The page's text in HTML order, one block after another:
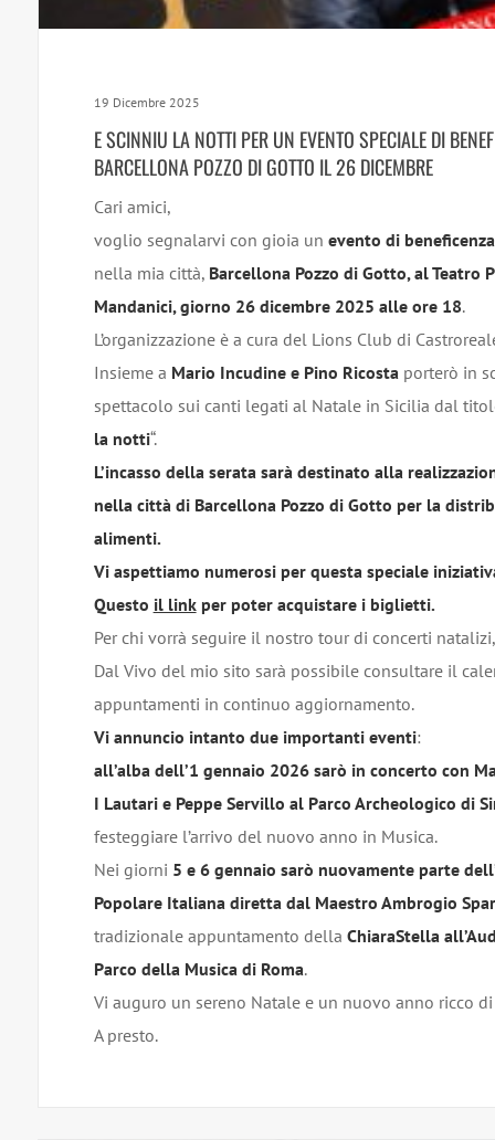
19 Dicembre 2025
E SCINNIU LA NOTTI PER UN EVENTO SPECIALE DI
BARCELLONA POZZO DI GOTTO IL 26 DICEMBRE
Cari amici,
voglio segnalarvi con gioia un evento di beneficenza
nella mia città, Barcellona Pozzo di Gotto, al Teatro
Mandanici, giorno 26 dicembre 2025 alle ore 18.
L’organizzazione è a cura del Lions Club di
Insieme a Mario Incudine e Pino Ricostaporterò in
spettacolo sui canti legati al Natale in Sicilia dal
la notti“.
L’incasso della serata sarà destinato alla
nella città di Barcellona Pozzo di Gotto per la
alimenti.
Vi aspettiamo numerosi per questa speciale
Questo il linkper poter acquistare i biglietti.
Per chi vorrà seguire il nostro tour di concerti
Dal Vivo del mio sito sarà possibile consultare il
appuntamenti in continuo aggiornamento.
Vi annuncio intanto due importanti eventi:
all’alba dell’1 gennaio 2026 sarò in concerto con
I Lautari e Peppe Servillo al Parco Archeologico di
festeggiare l’arrivo del nuovo anno in Musica.
Nei giorni 5 e 6 gennaio sarò nuovamente parte
Popolare Italiana diretta dal Maestro Ambrogio
tradizionale appuntamento della ChiaraStella
Parco della Musica di Roma.
Vi auguro un sereno Natale e un nuovo anno ricco
A presto.